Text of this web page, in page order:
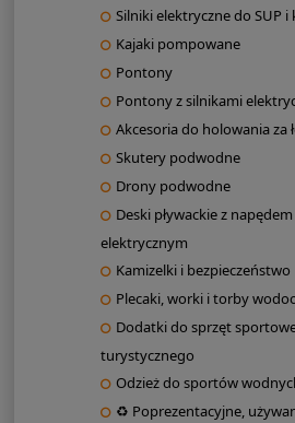
Silniki elektryczne do SUP i
Kajaki pompowane
Pontony
Pontony z silnikami
Akcesoria do holowania za
Skutery podwodne
Drony podwodne
Deski pływackie z napędem
elektrycznym
Kamizelki i bezpieczeństwo
Plecaki, worki i torby
Dodatki do sprzęt
turystycznego
Odzież do sportów
♻ Poprezentacyjne,